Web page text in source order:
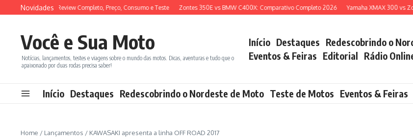
Ir para o conteúdo
Novidades
150 2026: Review Completo, Preço, Consumo e Teste Zontes 350E vs BMW C400X: Comparativo Completo 2026 Yamaha XMAX 300 vs Zontes
Você e Sua Moto
Notícias, lançamentos, testes e viagens sobre o mundo das motos. Dicas, aventuras e tudo que o
apaixonado por duas rodas precisa saber!
Início Destaques Redescobrindo o
Eventos & Feiras Editorial Rádio
Início Destaques Redescobrindo o Nordeste de Moto Teste de Motos Eventos & Feiras
Home / Lançamentos / KAWASAKI apresenta a linha OFF ROAD 2017